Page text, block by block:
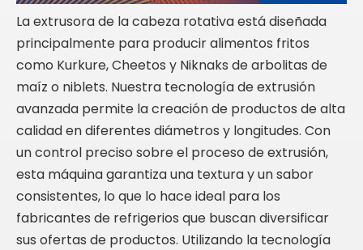
La extrusora de la cabeza rotativa está diseñada
principalmente para producir alimentos fritos
como Kurkure, Cheetos y Niknaks de arbolitas de
maíz o niblets. Nuestra tecnología de extrusión
avanzada permite la creación de productos de alta
calidad en diferentes diámetros y longitudes. Con
un control preciso sobre el proceso de extrusión,
esta máquina garantiza una textura y un sabor
consistentes, lo que lo hace ideal para los
fabricantes de refrigerios que buscan diversificar
sus ofertas de productos. Utilizando la tecnología